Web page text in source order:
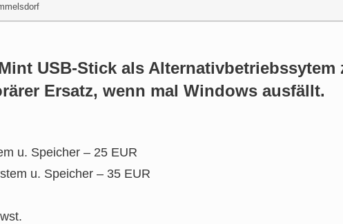
USB-Stick als Alternativbetriebssytem
Ersatz, wenn mal Windows ausfällt.
u. Speicher – 25 EUR
u. Speicher – 35 EUR